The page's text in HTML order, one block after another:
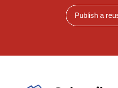
Publish a